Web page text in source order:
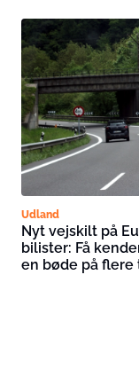
Udland
Nyt vejskilt på
bilister: Få
en bøde på